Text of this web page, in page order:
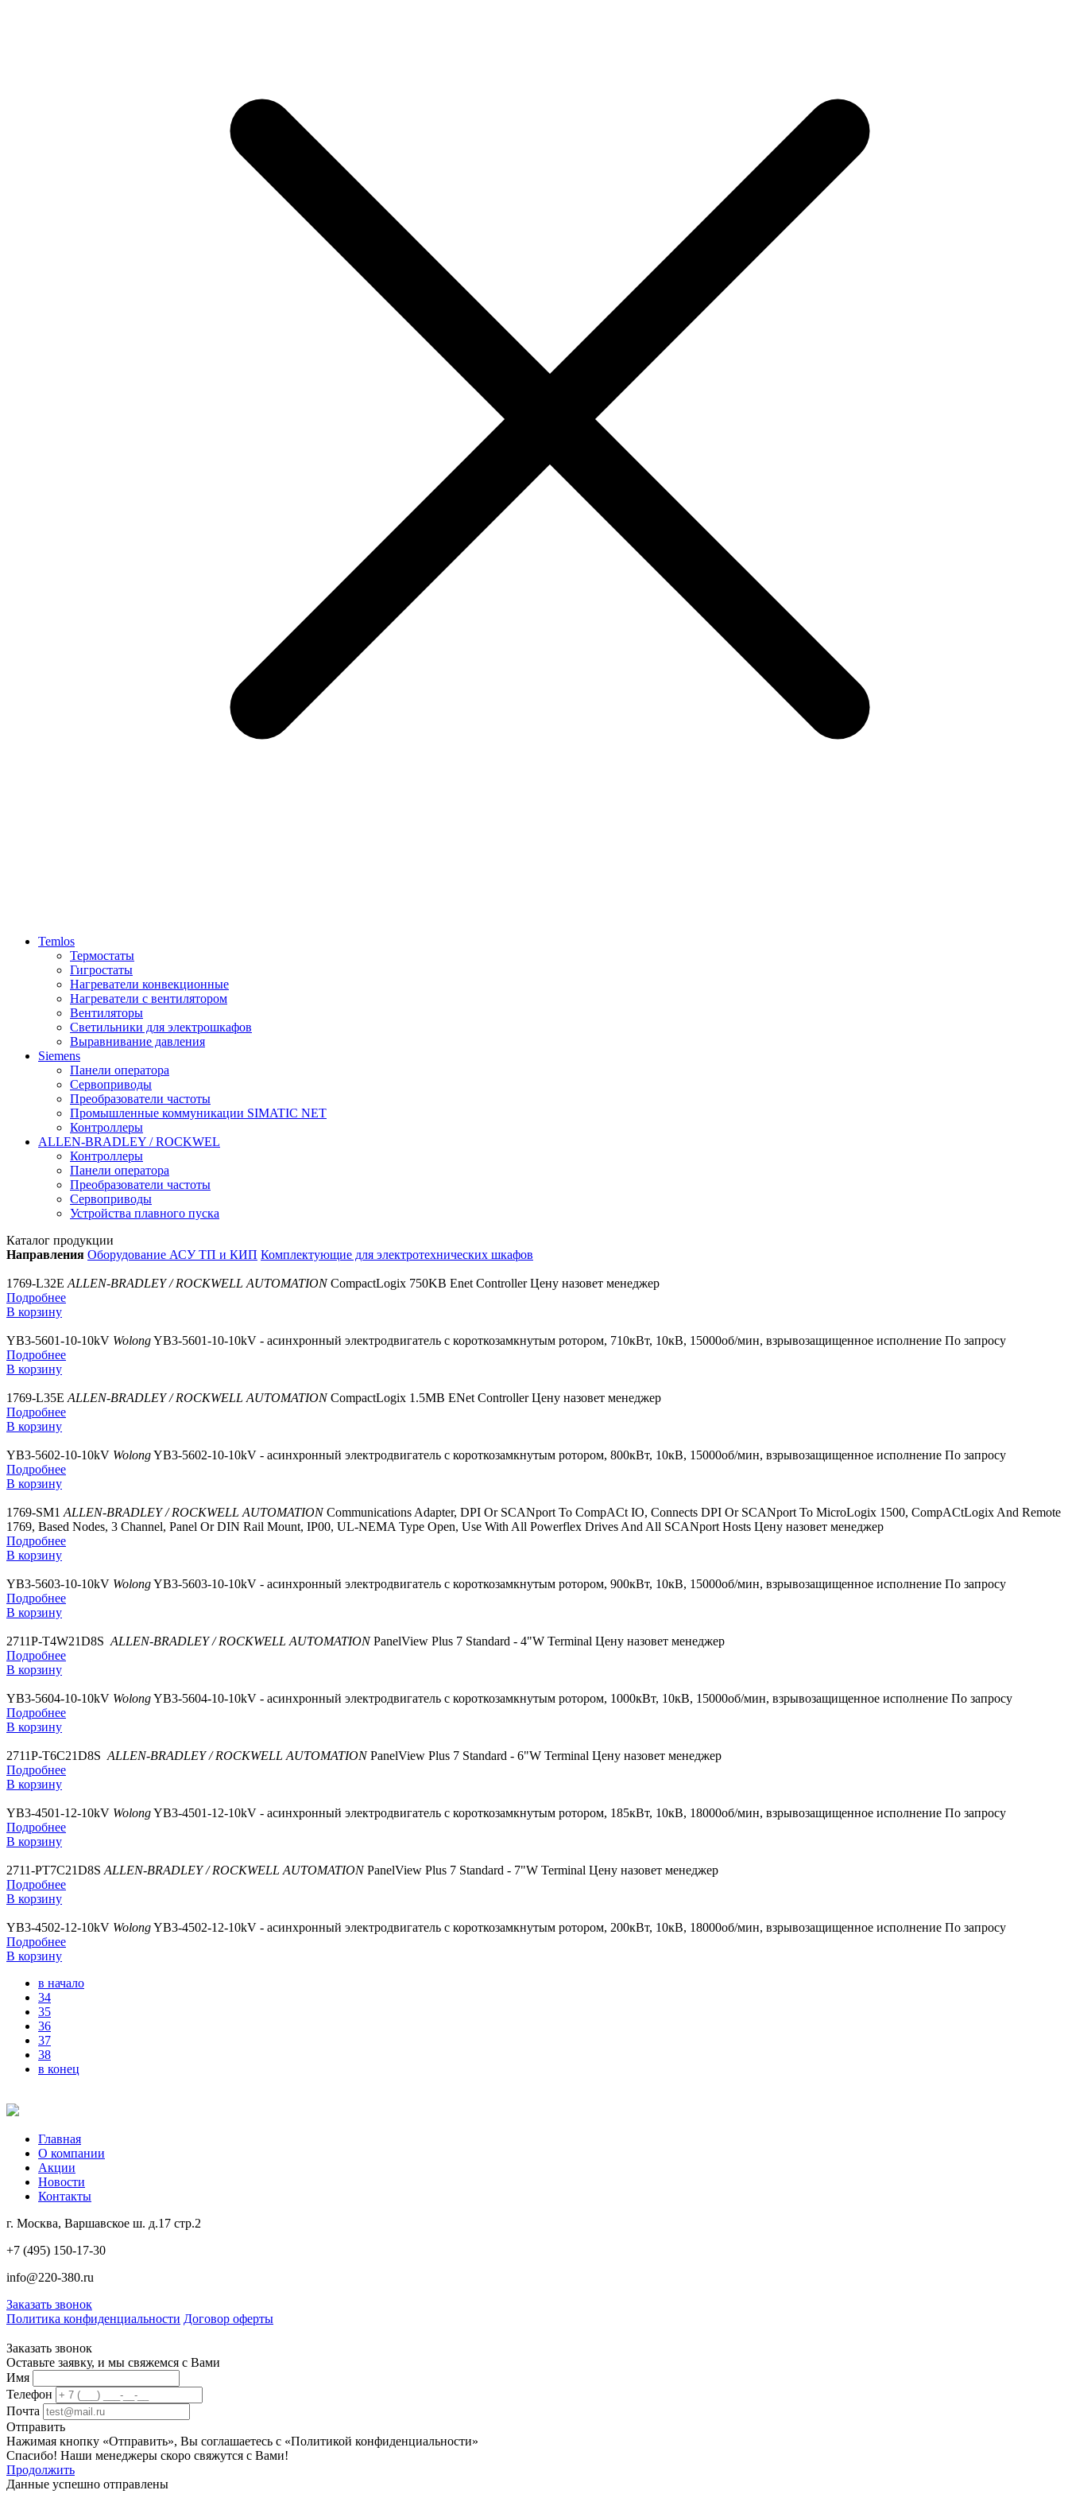
Temlos
Термостаты
Гигростаты
Нагреватели конвекционные
Нагреватели с вентилятором
Вентиляторы
Светильники для электрошкафов
Выравнивание давления
Siemens
Панели оператора
Сервоприводы
Преобразователи частоты
Промышленные коммуникации SIMATIC NET
Контроллеры
ALLEN-BRADLEY / ROCKWEL
Контроллеры
Панели оператора
Преобразователи частоты
Сервоприводы
Устройства плавного пуска
Каталог продукции
Направления Оборудование АСУ ТП и КИП Комплектующие для электротехнических шкафов
1769-L32E ALLEN-BRADLEY / ROCKWELL AUTOMATION CompactLogix 750KB Enet Controller Цену назовет менеджер
Подробнее
В корзину
YB3-5601-10-10kV WolongYB3-5601-10-10kV - асинхронный электродвигатель с короткозамкнутым ротором, 710кВт, 10кВ, 15000об/мин, взрывозащищенное исполнение По запросу
Подробнее
В корзину
1769-L35E ALLEN-BRADLEY / ROCKWELL AUTOMATION CompactLogix 1.5MB ENet Controller Цену назовет менеджер
Подробнее
В корзину
YB3-5602-10-10kV WolongYB3-5602-10-10kV - асинхронный электродвигатель с короткозамкнутым ротором, 800кВт, 10кВ, 15000об/мин, взрывозащищенное исполнение По запросу
Подробнее
В корзину
1769-SM1 ALLEN-BRADLEY / ROCKWELL AUTOMATION Communications Adapter, DPI Or SCANport To CompACt IO, Connects DPI Or SCANport To MicroLogix 1500, CompACtLogix And Remote
1769, Based Nodes, 3 Channel, Panel Or DIN Rail Mount, IP00, UL-NEMA Type Open, Use With All Powerflex Drives And All SCANport Hosts Цену назовет менеджер
Подробнее
В корзину
YB3-5603-10-10kV WolongYB3-5603-10-10kV - асинхронный электродвигатель с короткозамкнутым ротором, 900кВт, 10кВ, 15000об/мин, взрывозащищенное исполнение По запросу
Подробнее
В корзину
2711P-T4W21D8S ALLEN-BRADLEY / ROCKWELL AUTOMATION PanelView Plus 7 Standard - 4"W Terminal Цену назовет менеджер
Подробнее
В корзину
YB3-5604-10-10kV WolongYB3-5604-10-10kV - асинхронный электродвигатель с короткозамкнутым ротором, 1000кВт, 10кВ, 15000об/мин, взрывозащищенное исполнение По запросу
Подробнее
В корзину
2711P-T6C21D8S ALLEN-BRADLEY / ROCKWELL AUTOMATION PanelView Plus 7 Standard - 6"W Terminal Цену назовет менеджер
Подробнее
В корзину
YB3-4501-12-10kV WolongYB3-4501-12-10kV - асинхронный электродвигатель с короткозамкнутым ротором, 185кВт, 10кВ, 18000об/мин, взрывозащищенное исполнение По запросу
Подробнее
В корзину
2711-PT7C21D8S ALLEN-BRADLEY / ROCKWELL AUTOMATION PanelView Plus 7 Standard - 7"W Terminal Цену назовет менеджер
Подробнее
В корзину
YB3-4502-12-10kV WolongYB3-4502-12-10kV - асинхронный электродвигатель с короткозамкнутым ротором, 200кВт, 10кВ, 18000об/мин, взрывозащищенное исполнение По запросу
Подробнее
В корзину
в начало
34
35
36
37
38
в конец
Главная
О компании
Акции
Новости
Контакты
г. Москва, Варшавское ш. д.17 стр.2
+7 (495) 150-17-30
info@220-380.ru
Заказать звонок
Политика конфиденциальности Договор оферты
Заказать звонок
Оставьте заявку, и мы свяжемся с Вами
Имя
Телефон
Почта
Отправить
Нажимая кнопку «Отправить», Вы соглашаетесь с «Политикой конфиденциальности»
Спасибо! Наши менеджеры скоро свяжутся с Вами!
Продолжить
Данные успешно отправлены